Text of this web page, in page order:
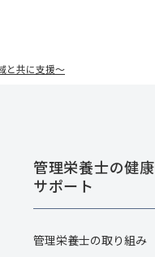
と共に支援～
管理栄養士の健康
サポート
管理栄養士の取り組み